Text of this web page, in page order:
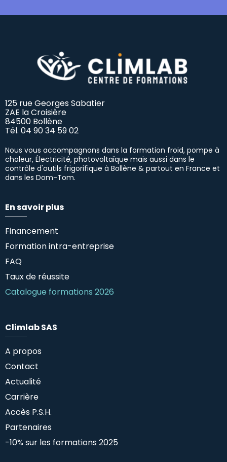
125 rue Georges Sabatier
ZAE la Croisière
84500 Bollène
Tél. 04 90 34 59 02
Nous vous accompagnons dans la formation froid, pompe à
chaleur, Électricité, photovoltaïque mais aussi dans le
contrôle d'outils frigorifique à Bollène & partout en France et
dans les Dom-Tom.
En savoir plus
Financement
Formation intra-entreprise
FAQ
Taux de réussite
Catalogue formations 2026
Climlab SAS
A propos
Contact
Actualité
Carrière
Accès P.S.H.
Partenaires
-10% sur les formations 2025